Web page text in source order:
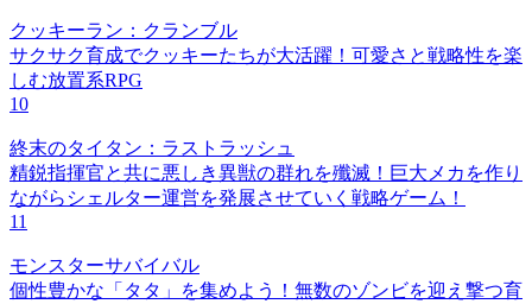
クッキーラン：クランブル
サクサク育成でクッキーたちが大活躍！可愛さと戦略性を楽
しむ放置系RPG
10
終末のタイタン：ラストラッシュ
精鋭指揮官と共に悪しき異獣の群れを殲滅！巨大メカを作り
ながらシェルター運営を発展させていく戦略ゲーム！
11
モンスターサバイバル
個性豊かな「タタ」を集めよう！無数のゾンビを迎え撃つ育